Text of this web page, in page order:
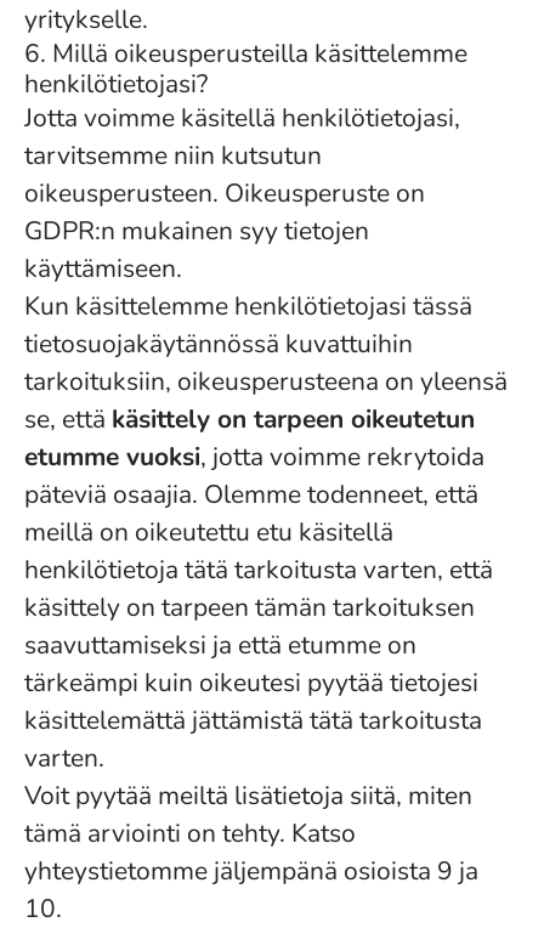
yritykselle.
6. Millä oikeusperusteilla käsittelemme
henkilötietojasi?
Jotta voimme käsitellä henkilötietojasi,
tarvitsemme niin kutsutun
oikeusperusteen. Oikeusperuste on
GDPR:n mukainen syy tietojen
käyttämiseen.
Kun käsittelemme henkilötietojasi tässä
tietosuojakäytännössä kuvattuihin
tarkoituksiin, oikeusperusteena on yleensä
se, että käsittely on tarpeen oikeutetun
etumme vuoksi, jotta voimme rekrytoida
päteviä osaajia. Olemme todenneet, että
meillä on oikeutettu etu käsitellä
henkilötietoja tätä tarkoitusta varten, että
käsittely on tarpeen tämän tarkoituksen
saavuttamiseksi ja että etumme on
tärkeämpi kuin oikeutesi pyytää tietojesi
käsittelemättä jättämistä tätä tarkoitusta
varten.
Voit pyytää meiltä lisätietoja siitä, miten
tämä arviointi on tehty. Katso
yhteystietomme jäljempänä osioista 9 ja
10.